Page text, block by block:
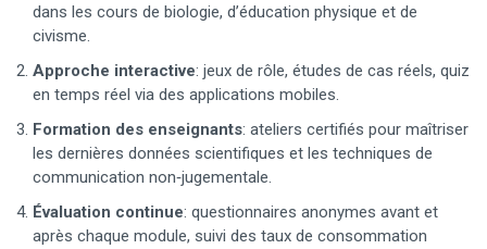
dans les cours de biologie, d’éducation physique et de
civisme.
Approche interactive: jeux de rôle, études de cas réels, quiz
en temps réel via des applications mobiles.
Formation des enseignants: ateliers certifiés pour maîtriser
les dernières données scientifiques et les techniques de
communication non‑jugementale.
Évaluation continue: questionnaires anonymes avant et
après chaque module, suivi des taux de consommation